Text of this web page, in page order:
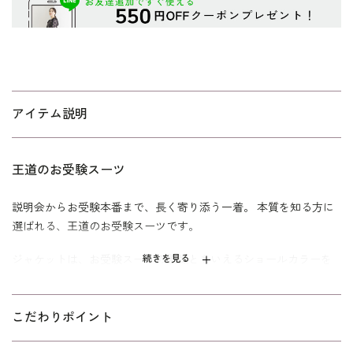
アイテム説明
続きを見る
王道のお受験スーツ
説明会からお受験本番まで、長く寄り添う一着。 本質を知る方に
選ばれる、王道のお受験スーツです。
ジャケットは、お受験スーツの象徴ともいえるショールカラーを
ました。 ワンピースは、動きやすさと見た目の美しさを両立した
袖丈設計。 二の腕を自然にカバーし、着用時の所作まで美しく見
こだわりポイント